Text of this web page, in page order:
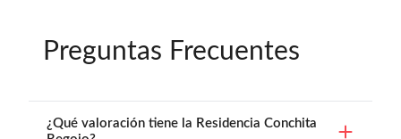
Preguntas Frecuentes
¿Qué valoración tiene la Residencia Conchita